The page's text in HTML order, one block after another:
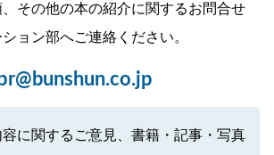
その他の本の紹介に関するお問合せ
ョン部へご連絡ください。
に関するご意見、書籍・記事・写真